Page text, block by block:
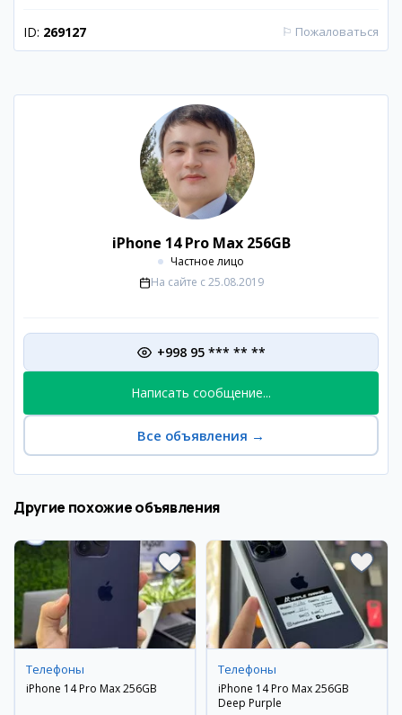
ID: 269127 ⚐ Пожаловаться
iPhone 14 Pro Max 256GB
Частное лицо
На сайте с 25.08.2019
+998 95 *** ** **
Написать сообщение...
Все объявления →
Другие похожие объявления
Телефоны
iPhone 14 Pro Max 256GB
Телефоны
iPhone 14 Pro Max 256GB
Deep Purple